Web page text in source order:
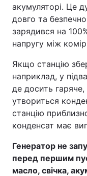
акумуляторі. Це
довго та
зарядився на
напругу між
Якщо станцію
наприклад, у
де досить
утвориться
станцію
конденсат має
Генератор не
перед першим
масло, свічка,